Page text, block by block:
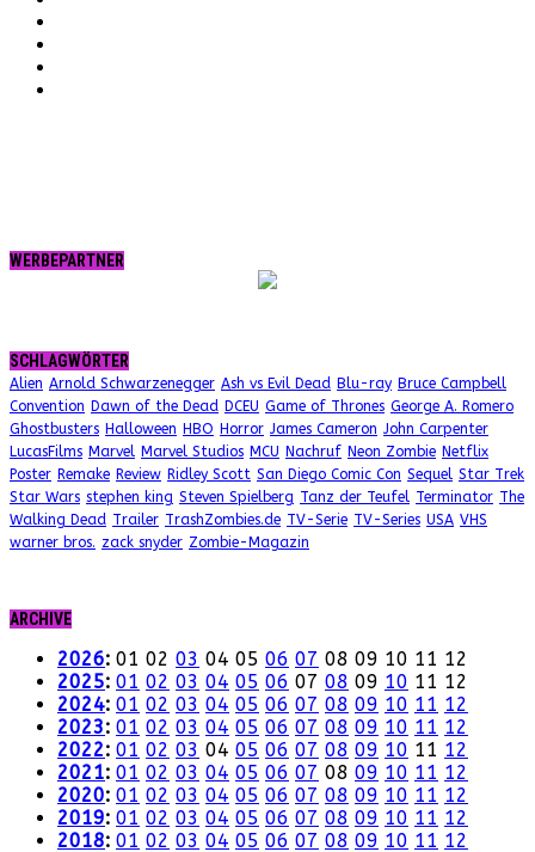
WERBEPARTNER
SCHLAGWÖRTER
Alien Arnold Schwarzenegger Ash vs Evil Dead Blu-ray Bruce Campbell
Convention Dawn of the Dead DCEU Game of Thrones George A. Romero
Ghostbusters Halloween HBO Horror James Cameron John Carpenter
LucasFilms Marvel Marvel Studios MCU Nachruf Neon Zombie Netflix
Poster Remake Review Ridley Scott San Diego Comic Con Sequel Star Trek
Star Wars stephen king Steven Spielberg Tanz der Teufel Terminator The
Walking Dead Trailer TrashZombies.de TV-Serie TV-Series USA VHS
warner bros. zack snyder Zombie-Magazin
ARCHIVE
2026: 01 02 03 04 05 06 07 08 09 10 11 12
2025: 01 02 03 04 05 06 07 08 09 10 11 12
2024: 01 02 03 04 05 06 07 08 09 10 11 12
2023: 01 02 03 04 05 06 07 08 09 10 11 12
2022: 01 02 03 04 05 06 07 08 09 10 11 12
2021: 01 02 03 04 05 06 07 08 09 10 11 12
2020: 01 02 03 04 05 06 07 08 09 10 11 12
2019: 01 02 03 04 05 06 07 08 09 10 11 12
2018: 01 02 03 04 05 06 07 08 09 10 11 12